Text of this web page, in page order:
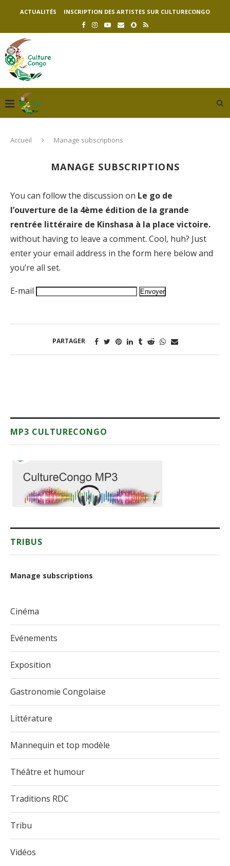
ACTUALITÉS INSCRIPTION DES ARTISTES SUR CULTURECONGO
Accueil Manage subscriptions
MANAGE SUBSCRIPTIONS
You can follow the discussion on Le go de
l’ouverture de la 4ème édition de la grande
rentrée littéraire de Kinshasa à la place victoire.
without having to leave a comment. Cool, huh? Just
enter your email address in the form here below and
you’re all set.
E-mail
PARTAGER
MP3 CULTURECONGO
TRIBUS
Manage subscriptions
Cinéma
Evénements
Exposition
Gastronomie Congolaise
Littérature
Mannequin et top modèle
Théâtre et humour
Traditions RDC
Tribu
Vidéos